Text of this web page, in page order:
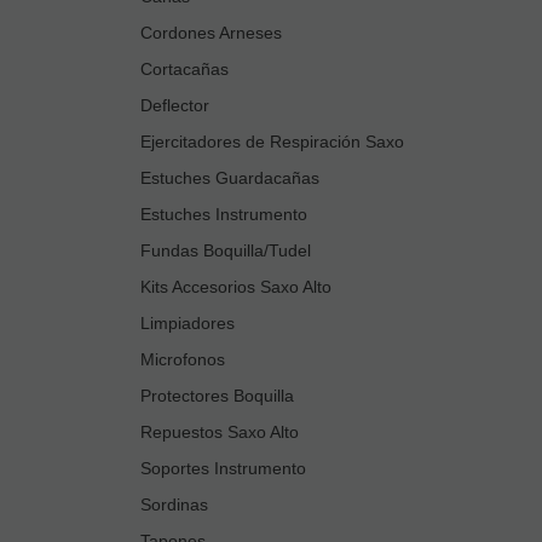
Cordones Arneses
Cortacañas
Deflector
Ejercitadores de Respiración Saxo
Estuches Guardacañas
Estuches Instrumento
Fundas Boquilla/Tudel
Kits Accesorios Saxo Alto
Limpiadores
Microfonos
Protectores Boquilla
Repuestos Saxo Alto
Soportes Instrumento
Sordinas